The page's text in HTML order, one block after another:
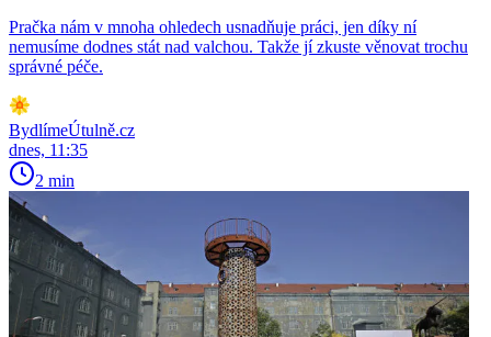
Pračka nám v mnoha ohledech usnadňuje práci, jen díky ní
nemusíme dodnes stát nad valchou. Takže jí zkuste věnovat trochu
správné péče.
BydlímeÚtulně.cz
dnes, 11:35
2 min